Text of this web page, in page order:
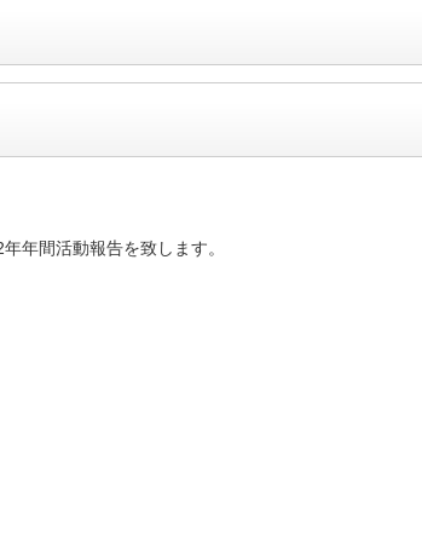
年間活動報告を致します。